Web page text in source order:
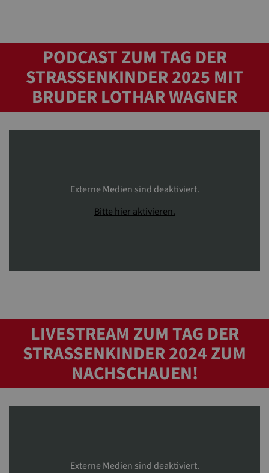
PODCAST ZUM TAG DER
STRASSENKINDER 2025 MIT B
RUDER LOTHAR WAGNER
Externe Medien sind deaktiviert.
Bitte hier aktivieren.
LIVESTREAM ZUM TAG DER
STRASSENKINDER 2024 ZUM N
ACHSCHAUEN!
Externe Medien sind deaktiviert.